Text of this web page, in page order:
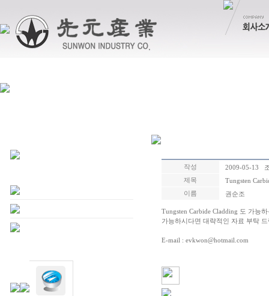
작성
2009-05-13
제목
Tungsten
이름
권순조
Tungsten Carbide Cladding 도 가능
가능하시다면 대략적인 자료 부탁
E-mail : evkwon@hotmail.com